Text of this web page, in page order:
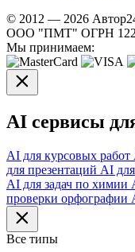
© 2012 — 2026
ООО "ПМТ" ОГРН
Мы принимаем:
AI сервисы
AI для курсовых работ
для презентаций AI
AI для задач по химии
проверки орфографии
Все типы